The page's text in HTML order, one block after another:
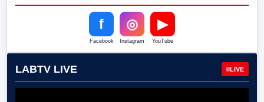
f
Facebook
◎
Instagram
▶
YouTube
LABTV LIVE LIVE